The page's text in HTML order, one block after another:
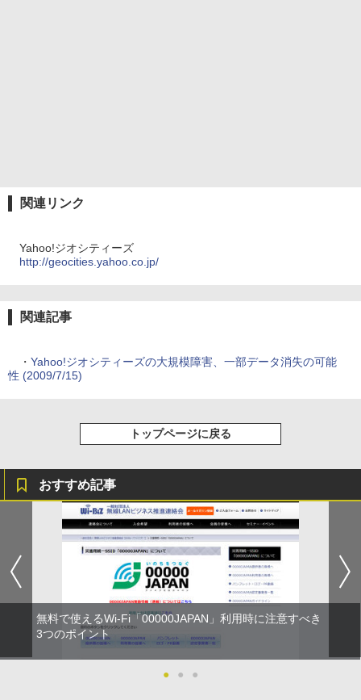
関連リンク
Yahoo!ジオシティーズ
http://geocities.yahoo.co.jp/
関連記事
・ Yahoo!ジオシティーズの大規模障害、一部データ消失の可能
性 (2009/7/15)
トップページに戻る
おすすめ記事
無料で使えるWi-Fi「00000JAPAN」利用時に注意すべき
3つのポイント
● ● ●